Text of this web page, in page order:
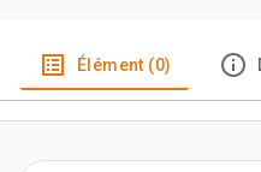
Élément (0)